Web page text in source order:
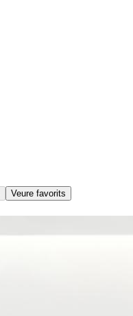
Veure favorits